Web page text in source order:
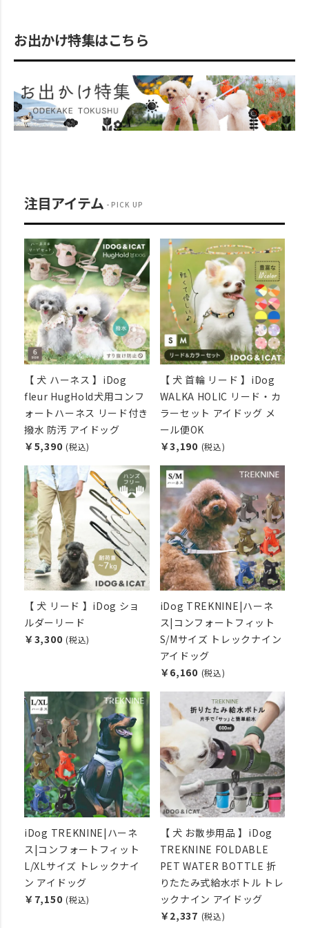
お出かけ特集はこちら
注目アイテム PICK UP
【 犬 ハーネス 】iDog
fleur HugHold犬用コンフ
ォートハーネス リード付き
撥水 防汚 アイドッグ
￥5,390 (税込)
【 犬 首輪 リード 】iDog
WALKA HOLIC リード・カ
ラーセット アイドッグ メ
ール便OK
￥3,190 (税込)
【 犬 リード 】iDog ショ
ルダーリード
￥3,300 (税込)
iDog TREKNINE|ハーネ
ス|コンフォートフィット
S/Mサイズ トレックナイン
アイドッグ
￥6,160 (税込)
iDog TREKNINE|ハーネ
ス|コンフォートフィット
L/XLサイズ トレックナイ
ン アイドッグ
￥7,150 (税込)
【 犬 お散歩用品 】iDog
TREKNINE FOLDABLE
PET WATER BOTTLE 折
りたたみ式給水ボトル トレ
ックナイン アイドッグ
￥2,337 (税込)